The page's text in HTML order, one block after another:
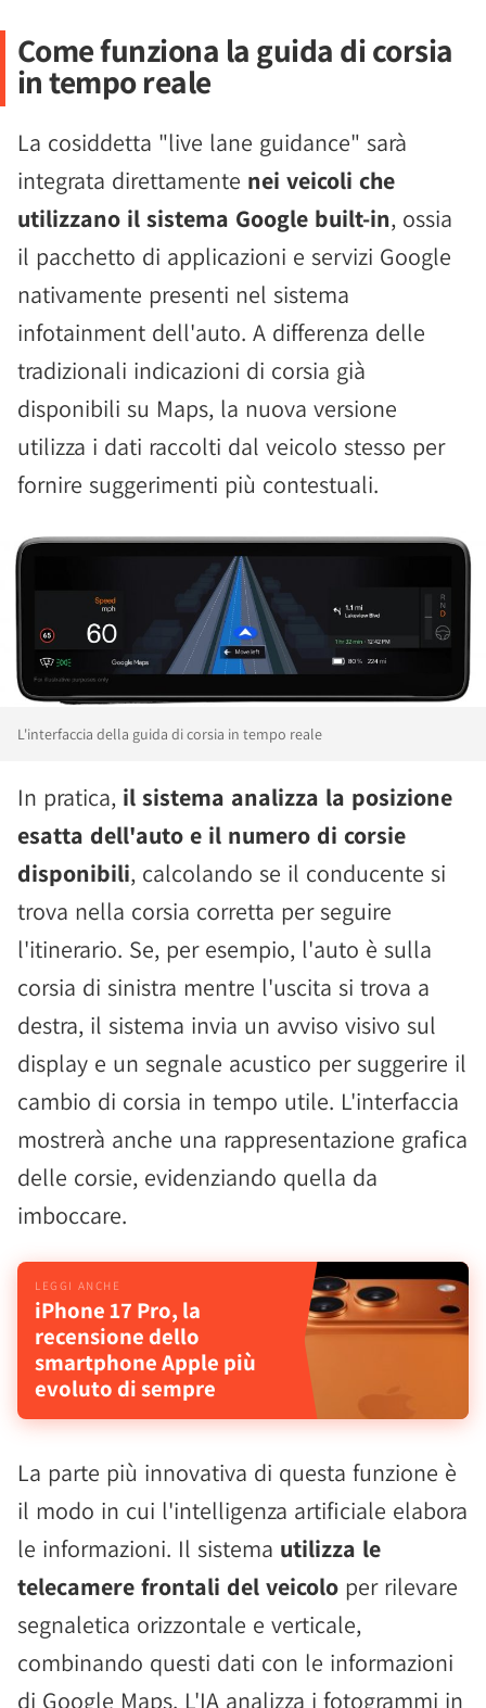
Come funziona la guida di corsia
in tempo reale
La cosiddetta "live lane guidance" sarà
integrata direttamente nei veicoli che
utilizzano il sistema Google built-in, ossia
il pacchetto di applicazioni e servizi Google
nativamente presenti nel sistema
infotainment dell'auto. A differenza delle
tradizionali indicazioni di corsia già
disponibili su Maps, la nuova versione
utilizza i dati raccolti dal veicolo stesso per
fornire suggerimenti più contestuali.
L'interfaccia della guida di corsia in tempo reale
In pratica, il sistema analizza la posizione
esatta dell'auto e il numero di corsie
disponibili, calcolando se il conducente si
trova nella corsia corretta per seguire
l'itinerario. Se, per esempio, l'auto è sulla
corsia di sinistra mentre l'uscita si trova a
destra, il sistema invia un avviso visivo sul
display e un segnale acustico per suggerire il
cambio di corsia in tempo utile. L'interfaccia
mostrerà anche una rappresentazione grafica
delle corsie, evidenziando quella da
imboccare.
iPhone 17 Pro, la
recensione dello
smartphone Apple più
evoluto di sempre
La parte più innovativa di questa funzione è
il modo in cui l'intelligenza artificiale elabora
le informazioni. Il sistema utilizza le
telecamere frontali del veicolo per rilevare
segnaletica orizzontale e verticale,
combinando questi dati con le informazioni
di Google Maps. L'IA analizza i fotogrammi in